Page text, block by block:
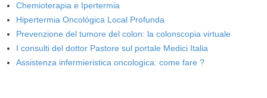
Chemioterapia e Ipertermia
Hipertermia Oncológica Local Profunda
Prevenzione del tumore del colon: la colonscopia virtuale
I consulti del dottor Pastore sul portale Medici Italia
Assistenza infermieristica oncologica: come fare ?